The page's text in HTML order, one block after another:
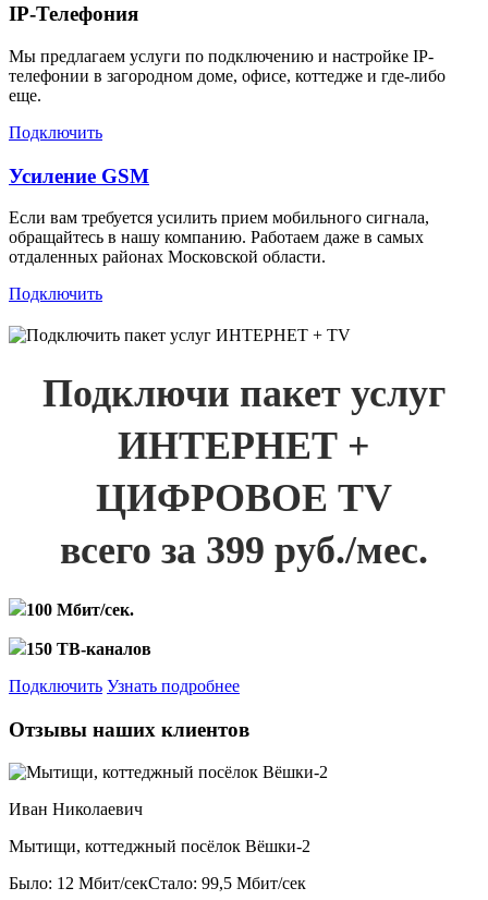
IP-Телефония
Мы предлагаем услуги по подключению и настройке IP-
телефонии в загородном доме, офисе, коттедже и где-либо
еще.
Подключить
Усиление GSM
Если вам требуется усилить прием мобильного сигнала,
обращайтесь в нашу компанию. Работаем даже в самых
отдаленных районах Московской области.
Подключить
Подключи пакет услуг
ИНТЕРНЕТ +
ЦИФРОВОЕ TV
всего за 399 руб./мес.
100 Мбит/сек.
150 ТВ-каналов
Подключить Узнать подробнее
Отзывы наших клиентов
Иван Николаевич
Мытищи, коттеджный посёлок Вёшки-2
Было: 12 Мбит/секСтало: 99,5 Мбит/сек